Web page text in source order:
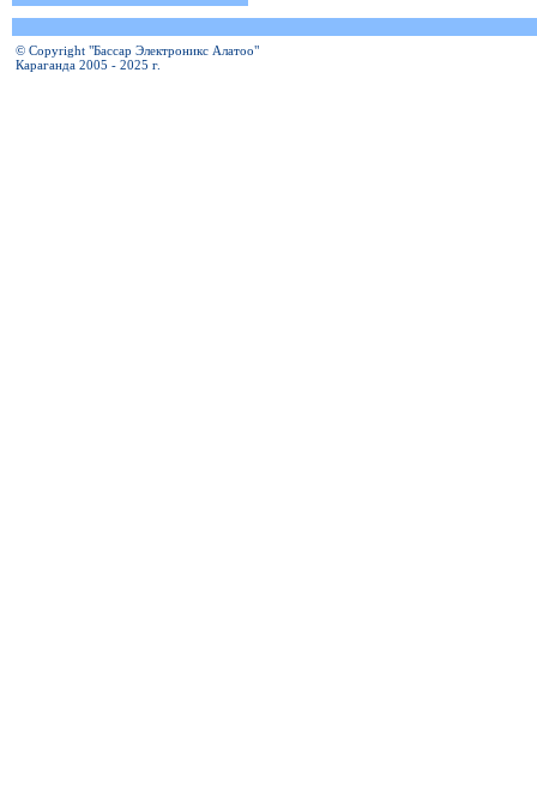
© Copyright "Бассар Электроникс Алатоо"
Караганда 2005 - 2025 г.